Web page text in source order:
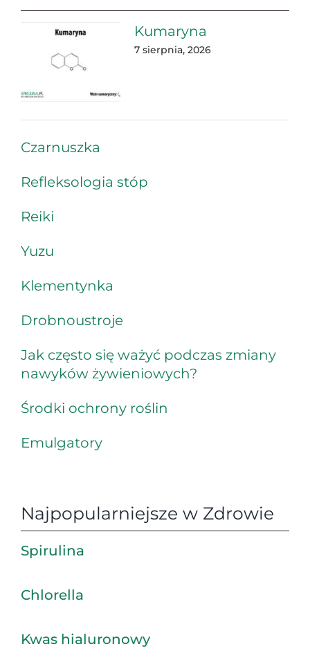
Kumaryna
7 sierpnia, 2026
Czarnuszka
Refleksologia stóp
Reiki
Yuzu
Klementynka
Drobnoustroje
Jak często się ważyć podczas zmiany
nawyków żywieniowych?
Środki ochrony roślin
Emulgatory
Najpopularniejsze w Zdrowie
Spirulina
Chlorella
Kwas hialuronowy